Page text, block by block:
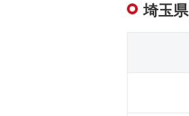
埼玉県